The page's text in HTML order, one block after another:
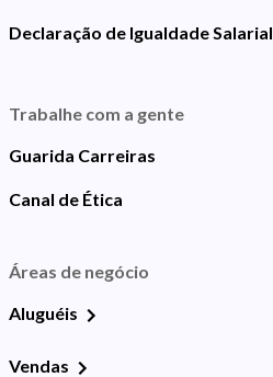
Declaração de Igualdade Salarial
Trabalhe com a gente
Guarida Carreiras
Canal de Ética
Áreas de negócio
Aluguéis
Vendas